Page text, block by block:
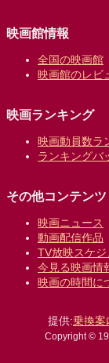
映画館情報
全国の映画館
映画館のレビ
映画ランキング
映画動員数ラ
ランキングバ
その他コンテンツ
映画ニュース
動画配信作品
TV放映スケ
今見る映画情
映画の時間に
提供:乗換案
Copyright ©